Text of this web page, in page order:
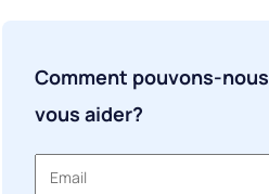
Comment pouvons-nous
vous aider?